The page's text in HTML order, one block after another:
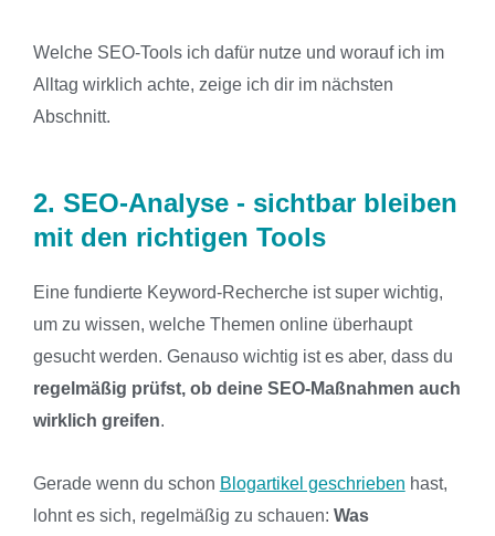
Welche SEO-Tools ich dafür nutze und worauf ich im
Alltag wirklich achte, zeige ich dir im nächsten
Abschnitt.
2. SEO-Analyse - sichtbar bleiben
mit den richtigen Tools
Eine fundierte Keyword-Recherche ist super wichtig,
um zu wissen, welche Themen online überhaupt
gesucht werden. Genauso wichtig ist es aber, dass du
regelmäßig prüfst, ob deine SEO-Maßnahmen auch
wirklich greifen.
Gerade wenn du schon Blogartikel geschrieben hast,
lohnt es sich, regelmäßig zu schauen: Was